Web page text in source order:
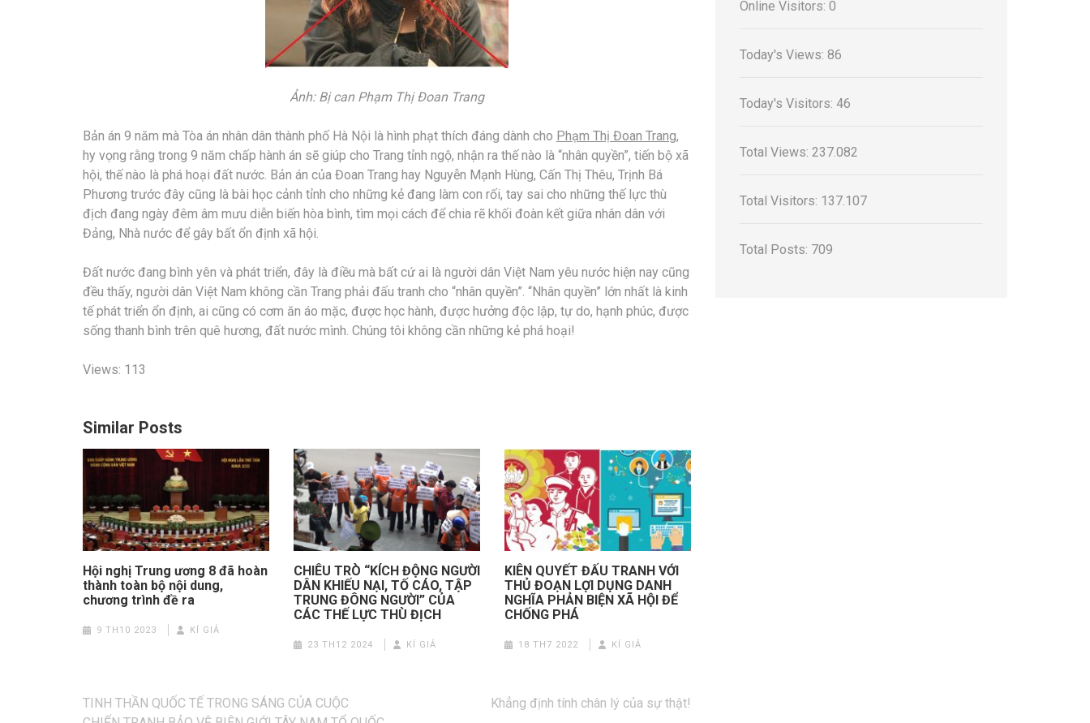
Ảnh: Bị can Phạm Thị Đoan Trang
Bản án 9 năm mà Tòa án nhân dân thành phố Hà Nội là hình phạt thích đáng dành cho Phạm Thị Đoan Trang,
hy vọng rằng trong 9 năm chấp hành án sẽ giúp cho Trang tỉnh ngộ, nhận ra thế nào là “nhân quyền”, tiến bộ xã
hội, thế nào là phá hoại đất nước. Bản án của Đoan Trang hay Nguyễn Mạnh Hùng, Cấn Thị Thêu, Trịnh Bá
Phương trước đây cũng là bài học cảnh tỉnh cho những kẻ đang làm con rối, tay sai cho những thế lực thù
địch đang ngày đêm âm mưu diễn biến hòa bình, tìm mọi cách để chia rẽ khối đoàn kết giữa nhân dân với
Đảng, Nhà nước để gây bất ổn định xã hội.
Đất nước đang bình yên và phát triển, đây là điều mà bất cứ ai là người dân Việt Nam yêu nước hiện nay cũng
đều thấy, người dân Việt Nam không cần Trang phải đấu tranh cho “nhân quyền”. “Nhân quyền” lớn nhất là kinh
tế phát triển ổn định, ai cũng có cơm ăn áo mặc, được học hành, được hưởng độc lập, tự do, hạnh phúc, được
sống thanh bình trên quê hương, đất nước mình. Chúng tôi không cần những kẻ phá hoại!
Views: 113
Similar Posts
Hội nghị Trung ương 8 đã hoàn
thành toàn bộ nội dung,
chương trình đề ra
9 TH10 2023 KÍ GIẢ
CHIÊU TRÒ “KÍCH ĐỘNG NGƯỜI
DÂN KHIẾU NẠI, TỐ CÁO, TẬP
TRUNG ĐÔNG NGƯỜI” CỦA
CÁC THẾ LỰC THÙ ĐỊCH
23 TH12 2024 KÍ GIẢ
KIÊN QUYẾT ĐẤU TRANH VỚI
THỦ ĐOẠN LỢI DỤNG DANH
NGHĨA PHẢN BIỆN XÃ HỘI ĐỂ
CHỐNG PHÁ
18 TH7 2022 KÍ GIẢ
Điều
TINH THẦN QUỐC TẾ TRONG SÁNG CỦA CUỘC
Khẳng định tính chân lý của sự thật!
Online Visitors:0
Today's Views:86
Today's Visitors:46
Total Views:237.082
Total Visitors: 137.107
Total Posts: 709